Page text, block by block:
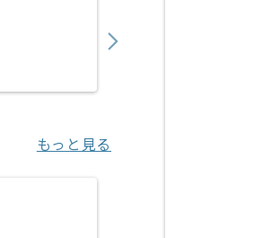
もっと見る